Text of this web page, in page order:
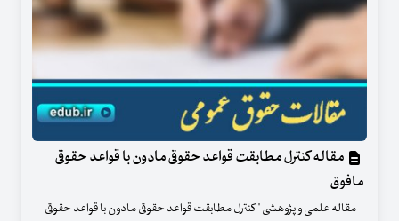
مقاله کنترل مطابقت قواعد حقوقی مادون با قواعد حقوقی
مافوق
مقاله علمی و پژوهشی " کنترل مطابقت قواعد حقوقی مادون با قواعد حقوقی